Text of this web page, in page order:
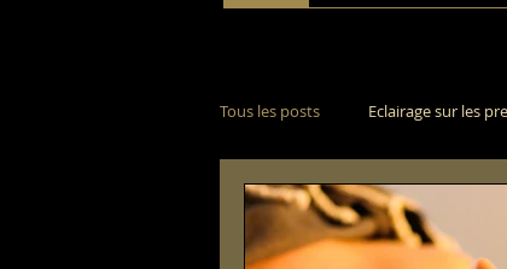
Tous les posts Eclairage sur les